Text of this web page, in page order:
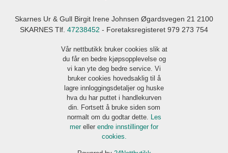
Skarnes Ur & Gull Birgit Irene Johnsen Øgardsvegen 21 2100
SKARNES Tlf. 47238452 - Foretaksregisteret 979 273 754
Vår nettbutikk bruker cookies slik at
du får en bedre kjøpsopplevelse og
vi kan yte deg bedre service. Vi
bruker cookies hovedsaklig til å
lagre innloggingsdetaljer og huske
hva du har puttet i handlekurven
din. Fortsett å bruke siden som
normalt om du godtar dette. Les
mer eller endre innstillinger for
cookies.